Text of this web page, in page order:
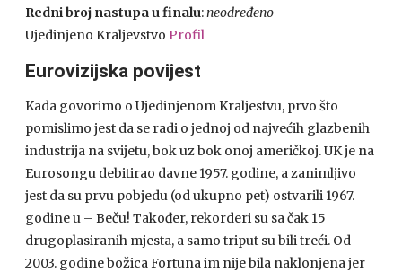
Redni broj nastupa u finalu: neodređeno
Ujedinjeno Kraljevstvo Profil
Eurovizijska povijest
Kada govorimo o Ujedinjenom Kraljestvu, prvo što
pomislimo jest da se radi o jednoj od najvećih glazbenih
industrija na svijetu, bok uz bok onoj američkoj. UK je na
Eurosongu debitirao davne 1957. godine, a zanimljivo
jest da su prvu pobjedu (od ukupno pet) ostvarili 1967.
godine u – Beču! Također, rekorderi su sa čak 15
drugoplasiranih mjesta, a samo triput su bili treći. Od
2003. godine božica Fortuna im nije bila naklonjena jer